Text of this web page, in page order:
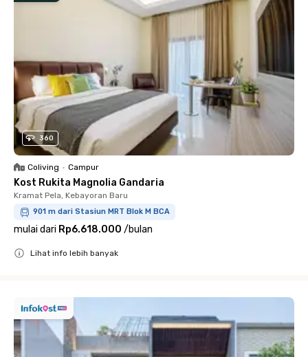
360
Coliving • Campur
Kost Rukita Magnolia Gandaria
Kramat Pela, Kebayoran Baru
901 m dari Stasiun MRT Blok M BCA
mulai dari Rp6.618.000 /bulan
Lihat info lebih banyak